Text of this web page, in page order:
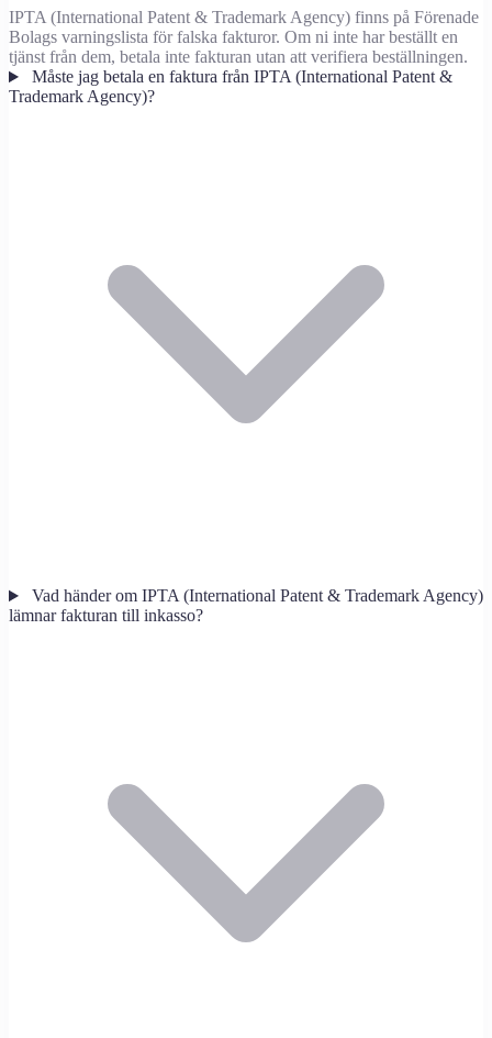
IPTA (International Patent & Trademark Agency) finns på Förenade
Bolags varningslista för falska fakturor. Om ni inte har beställt en
tjänst från dem, betala inte fakturan utan att verifiera beställningen.
Måste jag betala en faktura från IPTA (International Patent &
Trademark Agency)?
Vad händer om IPTA (International Patent & Trademark Agency)
lämnar fakturan till inkasso?